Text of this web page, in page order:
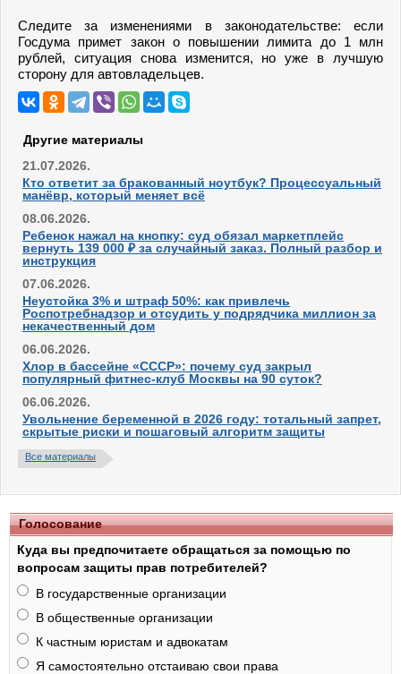
Следите за изменениями в законодательстве: если
Госдума примет закон о повышении лимита до 1 млн
рублей, ситуация снова изменится, но уже в лучшую
сторону для автовладельцев.
Другие материалы
21.07.2026.
Кто ответит за бракованный ноутбук? Процессуальный
манёвр, который меняет всё
08.06.2026.
Ребенок нажал на кнопку: суд обязал маркетплейс
вернуть 139 000 ₽ за случайный заказ. Полный разбор и
инструкция
07.06.2026.
Неустойка 3% и штраф 50%: как привлечь
Роспотребнадзор и отсудить у подрядчика миллион за
некачественный дом
06.06.2026.
Хлор в бассейне «СССР»: почему суд закрыл
популярный фитнес-клуб Москвы на 90 суток?
06.06.2026.
Увольнение беременной в 2026 году: тотальный запрет,
скрытые риски и пошаговый алгоритм защиты
Все материалы
Голосование
Куда вы предпочитаете обращаться за помощью по
вопросам защиты прав потребителей?
В государственные организации
В общественные организации
К частным юристам и адвокатам
Я самостоятельно отстаиваю свои права